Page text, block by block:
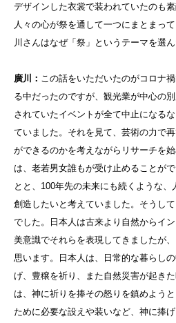
デザインした衣裳で装われていたのも
人々の心が祭を通して一つにまとまっ
川さんはなぜ「祭」というテーマを選ん
廣川： この話をいただいたのがコロナ
る中だったのですが、観光業が中心の
されていたイベントが全て中止になる
ていました。それを見て、芸術の力で
ができるのかを考えながらリサーチを
は、老若男女誰もが受け止めることが
とと、100年先の未来にも続くような
創造したいと考えていました。そうし
でした。日本人は古来より自然からイ
美意識でそれらを表現してきましたが
思います。日本人は、日常的な暮らし
げ、豊穣を祈り、また自然災害が起き
は、神に祈りを捧その怒りを鎮めよう
ために必要な設えや装いなど、神に捧